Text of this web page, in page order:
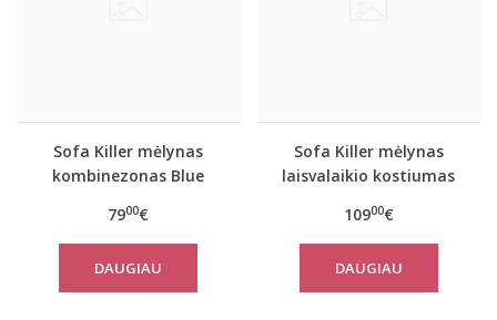
Sofa Killer mėlynas
kombinezonas Blue
7900€
DAUGIAU
Sofa Killer mėlynas
laisvalaikio kostiumas
10900€
DAUGIAU